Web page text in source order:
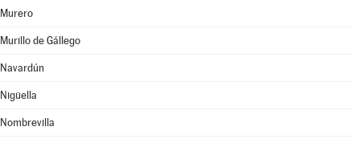
Murero
Murillo de Gállego
Navardún
Nigüella
Nombrevilla